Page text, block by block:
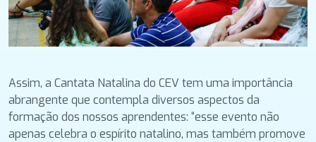
Assim, a Cantata Natalina do CEV tem uma importância
abrangente que contempla diversos aspectos da
formação dos nossos aprendentes: “esse evento não
apenas celebra o espírito natalino, mas também promove